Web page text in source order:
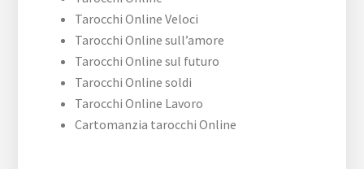
Tarocchi Online Veloci
Tarocchi Online sull’amore
Tarocchi Online sul futuro
Tarocchi Online soldi
Tarocchi Online Lavoro
Cartomanzia tarocchi Online